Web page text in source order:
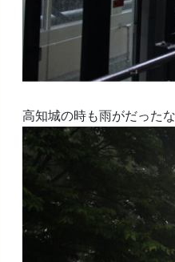
高知城の時も雨がだったな